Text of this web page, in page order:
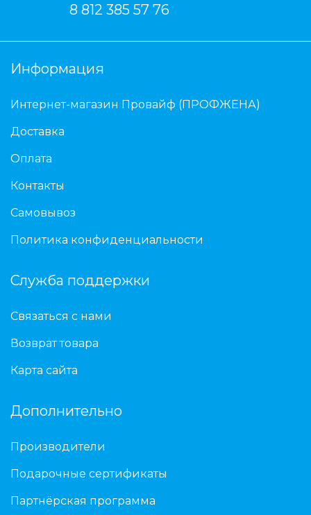
8 812 385 57 76
Информация
Интернет-магазин Провайф (ПРОФЖЕНА)
Доставка
Оплата
Контакты
Самовывоз
Политика конфиденциальности
Служба поддержки
Связаться с нами
Возврат товара
Карта сайта
Дополнительно
Производители
Подарочные сертификаты
Партнёрская программа